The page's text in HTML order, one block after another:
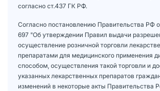
согласно ст.437 ГК РФ.
Согласно постановлению Правительства РФ
697 "Об утверждении Правил выдачи
осуществление розничной торговли
препаратами для медицинского применения
способом, осуществления такой торговли и
указанных лекарственных препаратов
изменений в некоторые акты Правительства